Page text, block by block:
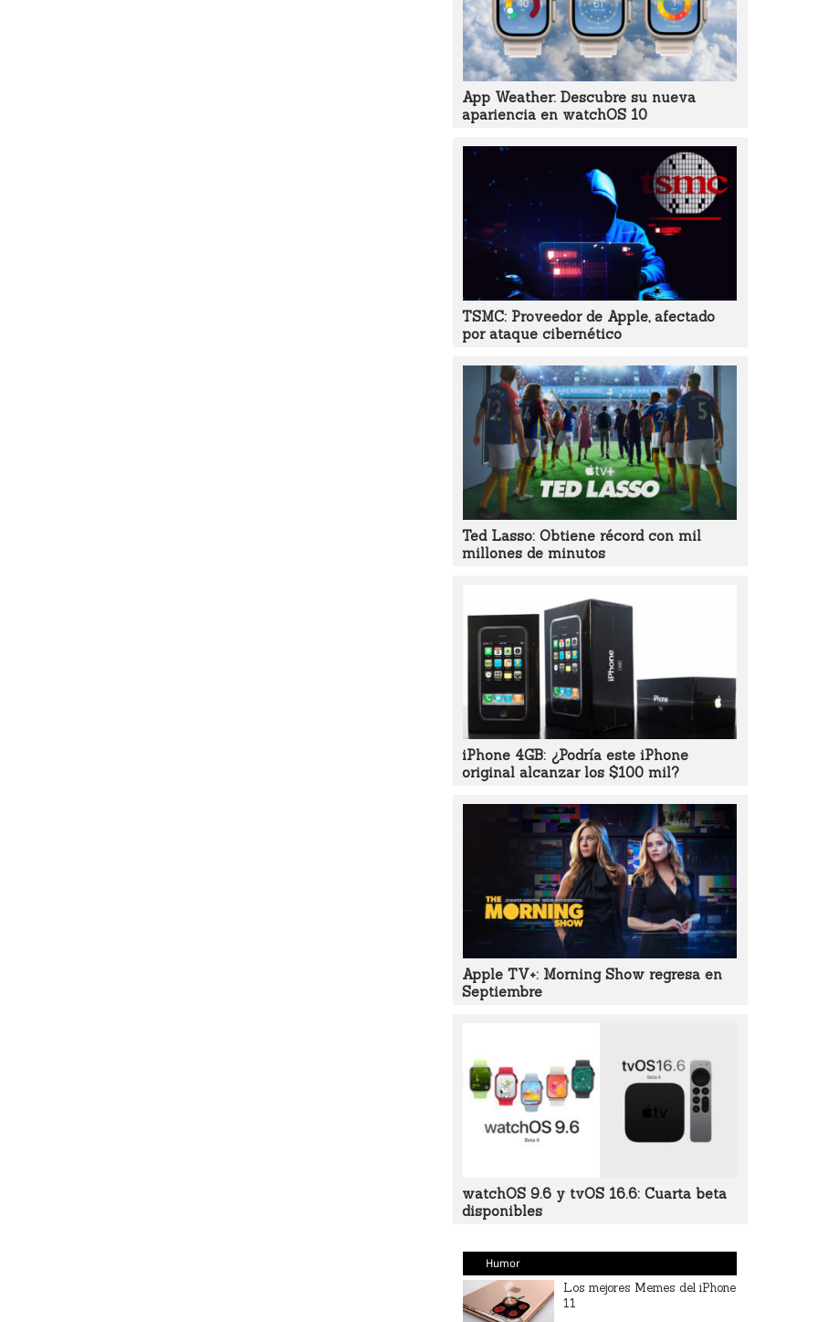
App Weather: Descubre su nueva
apariencia en watchOS 10
TSMC: Proveedor de Apple, afectado
por ataque cibernético
Ted Lasso: Obtiene récord con mil
millones de minutos
iPhone 4GB: ¿Podría este iPhone
original alcanzar los $100 mil?
Apple TV+: Morning Show regresa en
Septiembre
watchOS 9.6 y tvOS 16.6: Cuarta beta
disponibles
Humor
Los mejores Memes del iPhone
11